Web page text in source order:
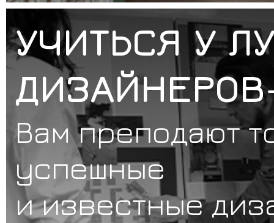
УЧИТЬСЯ У
Вам преподают
успешные
и известные